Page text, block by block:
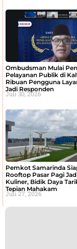
Ombudsman Mulai
Pelayanan Publik di
Ribuan Pengguna
Jadi Responden
Juli 30, 2026
Pemkot Samarinda
Rooftop Pasar Pagi
Kuliner, Bidik Daya
Tepian Mahakam
Juli 27, 2026